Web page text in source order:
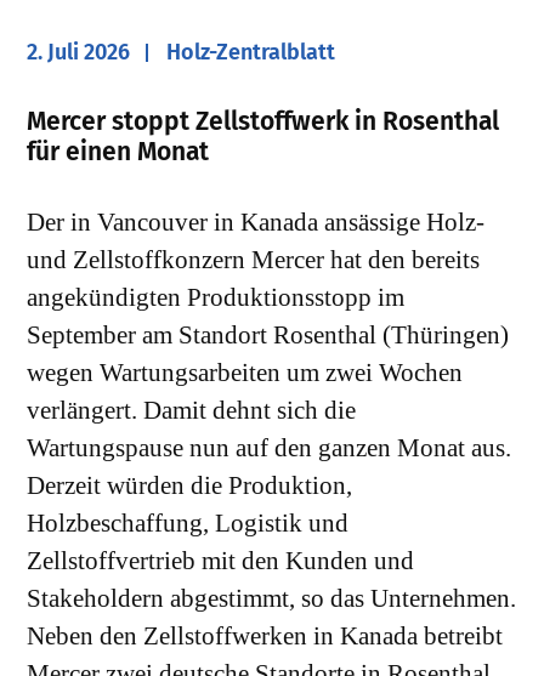
2. Juli 2026 Holz-Zentralblatt
​Mercer stoppt Zellstoffwerk in Rosenthal
für einen Monat
Der in Vancouver in Kanada ansässige Holz-
und Zellstoffkonzern Mercer hat den bereits
angekündigten Produktionsstopp im
September am Standort Rosenthal (Thüringen)
wegen Wartungsarbeiten um zwei Wochen
verlängert. Damit dehnt sich die
Wartungspause nun auf den ganzen Monat aus.
Derzeit würden die Produktion,
Holzbeschaffung, Logistik und
Zellstoffvertrieb mit den Kunden und
Stakeholdern abgestimmt, so das Unternehmen.
Neben den Zellstoffwerken in Kanada betreibt